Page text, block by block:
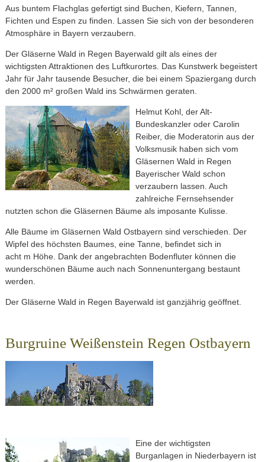
Aus buntem Flachglas gefertigt sind Buchen, Kiefern, Tannen,
Fichten und Espen zu finden. Lassen Sie sich von der besonderen
Atmosphäre in Bayern verzaubern.
Der Gläserne Wald in Regen Bayerwald gilt als eines der
wichtigsten Attraktionen des Luftkurortes. Das Kunstwerk begeistert
Jahr für Jahr tausende Besucher, die bei einem Spaziergang durch
den 2000 m² großen Wald ins Schwärmen geraten.
Helmut Kohl, der Alt-
Bundeskanzler oder Carolin
Reiber, die Moderatorin aus der
Volksmusik haben sich vom
Gläsernen Wald in Regen
Bayerischer Wald schon
verzaubern lassen. Auch
zahlreiche Fernsehsender
nutzten schon die Gläsernen Bäume als imposante Kulisse.
Alle Bäume im Gläsernen Wald Ostbayern sind verschieden. Der
Wipfel des höchsten Baumes, eine Tanne, befindet sich in
acht m Höhe. Dank der angebrachten Bodenfluter können die
wunderschönen Bäume auch nach Sonnenuntergang bestaunt
werden.
Der Gläserne Wald in Regen Bayerwald ist ganzjährig geöffnet.
Burgruine Weißenstein Regen Ostbayern
Eine der wichtigsten
Burganlagen in Niederbayern ist